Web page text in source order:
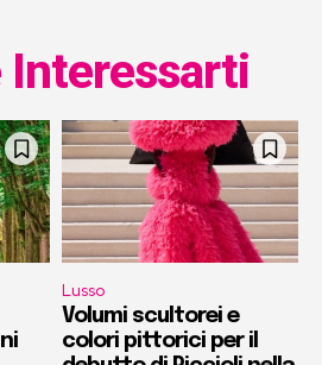
Interessarti
Lusso
Volumi scultorei e
colori pittorici per il